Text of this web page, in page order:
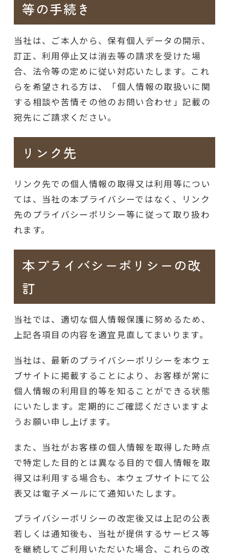
等の手続き
当社は、ご本人から、保有個人データの開示、
訂正、利用停止又は消去等の請求を受けた場
合、法令等の定めに従い対応いたします。これ
らを希望される方は、「個人情報の取扱いに関
する相談や苦情その他のお問い合わせ」記載の
宛先にご請求ください。
リンク先
リンク先での個人情報の取得又は利用等につい
ては、当社の本プライバシーではなく、リンク
先のプライバシーポリシー等に従って取り扱わ
れます。
本プライバシーポリシーの改
訂
当社では、適切な個人情報保護に努めるため、
上記各項目の内容を適宜見直してまいります。
当社は、最新のプライバシーポリシーを本ウェ
ブサイトに掲載することにより、お客様が常に
個人情報の利用目的等を知ることができる状態
にいたします。定期的にご確認くださいますよ
うお願い申し上げます。
また、当社がお客様の個人情報を取得した時点
で特定した目的とは異なる目的で個人情報を取
得又は利用する場合も、本ウェブサイトにて公
表又は電子メールにて通知いたします。
プライバシーポリシーの改定後又は上記の公表
若しくは通知後も、当社が提供するサービス等
を継続してご利用いただいた場合、これらの改